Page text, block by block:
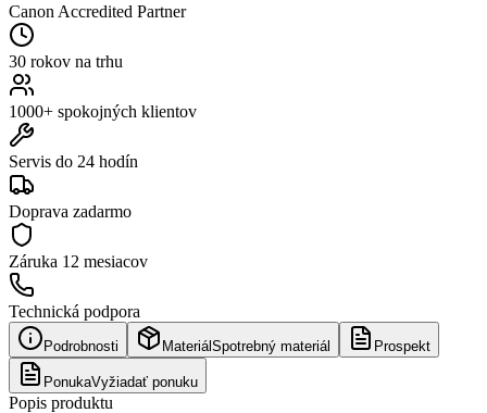
Canon Accredited Partner
30 rokov na trhu
1000+ spokojných klientov
Servis do 24 hodín
Doprava zadarmo
Záruka 12 mesiacov
Technická podpora
Podrobnosti Materiál Spotrebný materiál Prospekt
PonukaVyžiadať ponuku
Popis produktu